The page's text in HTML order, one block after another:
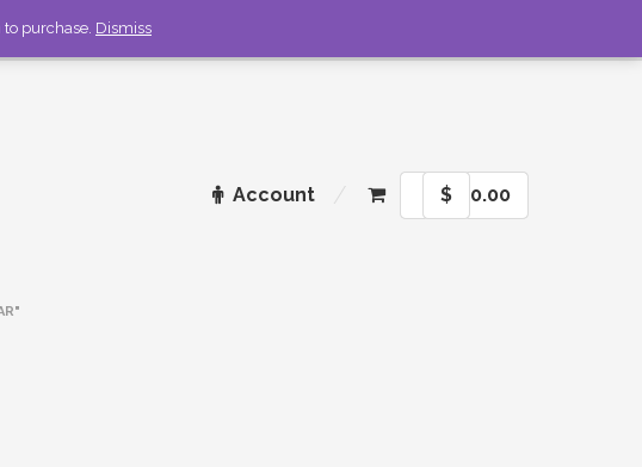
Account $ 0.00
purchase. Dismiss